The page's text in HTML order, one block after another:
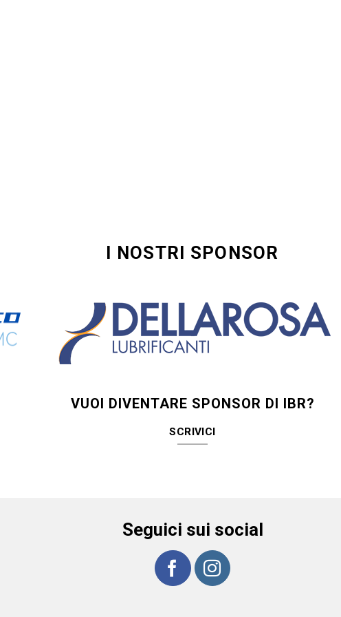
I NOSTRI SPONSOR
VUOI DIVENTARE SPONSOR DI IBR?
SCRIVICI
Seguici sui social